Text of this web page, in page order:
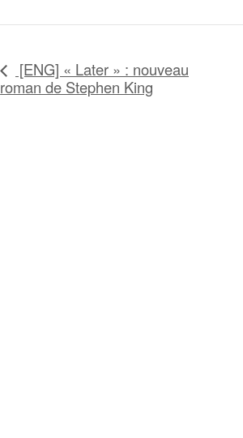
[ENG] « Later » : nouveau
roman de Stephen King